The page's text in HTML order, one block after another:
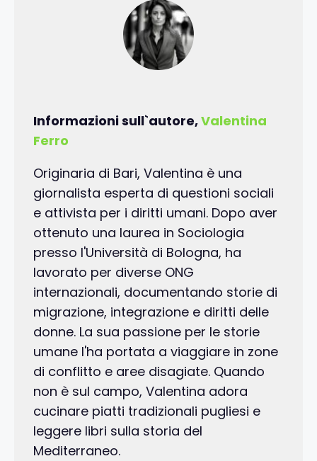
Informazioni sull`autore,Valentina
Ferro
Originaria di Bari, Valentina è una
giornalista esperta di questioni sociali
e attivista per i diritti umani. Dopo aver
ottenuto una laurea in Sociologia
presso l'Università di Bologna, ha
lavorato per diverse ONG
internazionali, documentando storie di
migrazione, integrazione e diritti delle
donne. La sua passione per le storie
umane l'ha portata a viaggiare in zone
di conflitto e aree disagiate. Quando
non è sul campo, Valentina adora
cucinare piatti tradizionali pugliesi e
leggere libri sulla storia del
Mediterraneo.